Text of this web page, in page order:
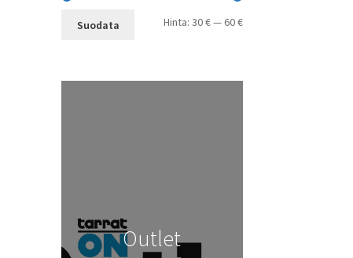
Minimihinta
Maksimihinta
Suodata Hinta: 30 €— 60 €
Outlet